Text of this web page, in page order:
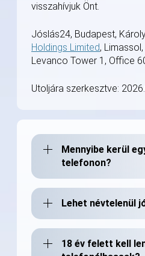
visszahívjuk Önt.
Jóslás24, Budapest,
Holdings Limited,
Levanco Tower 1, Office
Utoljára szerkesztve:
Mennyibe kerül
telefonon?
Lehet névtelenül
18 év felett kell